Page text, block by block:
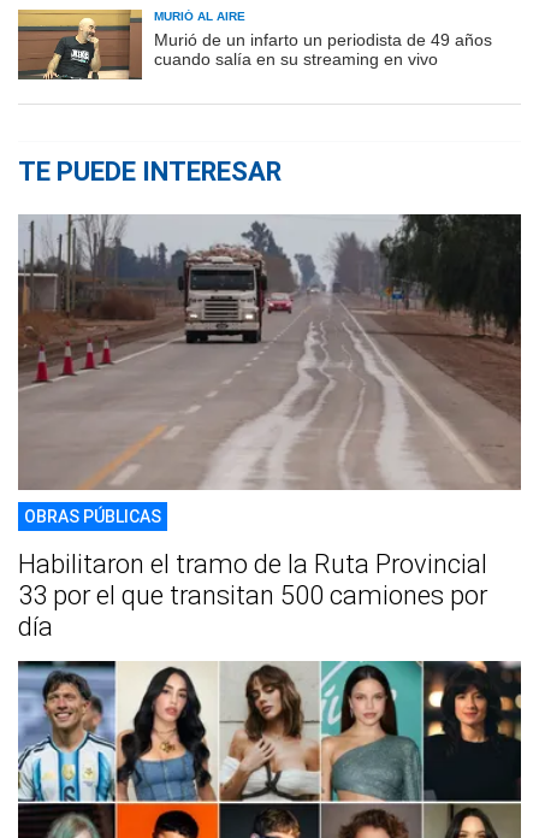
MURIÓ AL AIRE
Murió de un infarto un periodista de 49 años
cuando salía en su streaming en vivo
TE PUEDE INTERESAR
OBRAS PÚBLICAS
Habilitaron el tramo de la Ruta Provincial
33 por el que transitan 500 camiones por
día